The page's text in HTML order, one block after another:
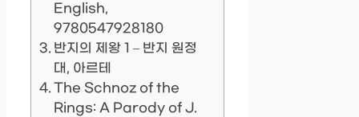
English,
9780547928180
반지의 제왕 1 – 반지 원정
대, 아르테
The Schnoz of the
Rings: A Parody of J.